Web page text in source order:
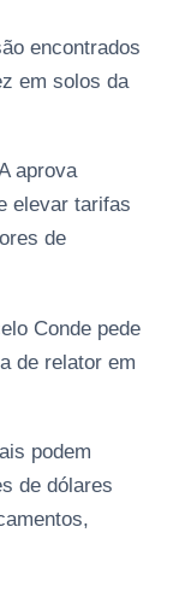
encontrados
em solos da
aprova
elevar tarifas
de
Conde pede
de relator em
podem
de dólares